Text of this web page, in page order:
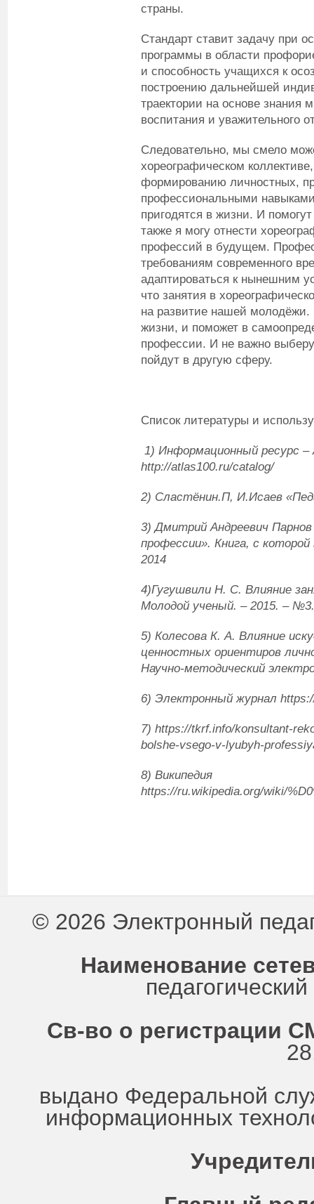
страны.
Стандарт ставит задачу при
программы в области
и способность учащихся к
построению дальнейшей
траектории на основе знания
воспитания и уважительного
Следовательно, мы смело
хореографическом
формированию личностных,
профессиональными
пригодятся в жизни. И
также я могу отнести
профессий в будущем.
требованиям современного
адаптироваться к нынешним
что занятия в
на развитие нашей молодёжи.
жизни, и поможет в
профессии. И не важно
пойдут в другую сферу.
Список литературы и
1) Информационный ресурс
http://atlas100.ru/catalog/
2) Сластёнин.П, И.Исаев
3) Дмитрий Андреевич
профессии». Книга, с
2014
4)Гугушвили Н. С. Влияние
Молодой ученый. –2015. –№3.
5) Колесова К. А. Влияние
ценностных ориентиров
Научно-методический
6) Электронный журнал
7) https://tkrf.info/konsultant-
bolshe-vsego-v-lyubyh-
8) Википедия
https://ru.wikipedia.org/wiki/
© 2026 Электронный
Наименование
Св-во о регистрации
выдано Федеральной
информационных